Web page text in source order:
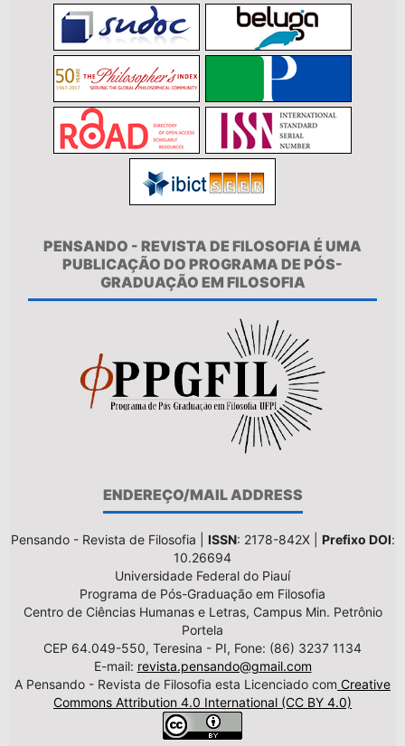
PENSANDO - REVISTA DE FILOSOFIA É UMA
PUBLICAÇÃO DO PROGRAMA DE PÓS-
GRADUAÇÃO EM FILOSOFIA
ENDEREÇO/MAIL ADDRESS
Pensando - Revista de Filosofia | ISSN: 2178-842X | Prefixo DOI:
10.26694
Universidade Federal do Piauí
Programa de Pós-Graduação em Filosofia
Centro de Ciências Humanas e Letras, Campus Min. Petrônio
Portela
CEP 64.049-550, Teresina - PI, Fone: (86) 3237 1134
E-mail: revista.pensando@gmail.com
A Pensando - Revista de Filosofia esta Licenciado com Creative
Commons Attribution 4.0 International (CC BY 4.0)